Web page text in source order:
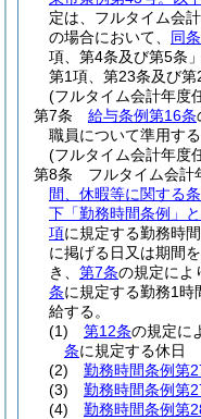
定は、フルタイム会
の場合において、 同
項、第4条及び第5条
第1項、第23条及び第
(フルタイム会計年度
第7条
給与条例第16条
職員について準用する
(フルタイム会計年度
第8条
フルタイム会計
間、休暇等に関する条
下「勤務時間条例」
項に規定する勤務時
に掲げる日又は期間
き、 第7条の規定によ
条に規定する勤務1時
給する。
(1)
第12条の規定に
条に規定する休日
(2)
勤務時間条例第
(3)
勤務時間条例第
(4)
勤務時間条例第